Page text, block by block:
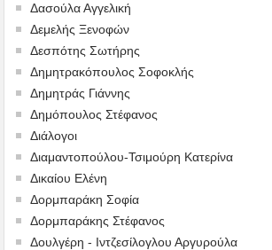
Δασούλα Αγγελική
Δεμελής Ξενοφών
Δεσπότης Σωτήρης
Δημητρακόπουλος Σοφοκλής
Δημητράς Γιάννης
Δημόπουλος Στέφανος
Διάλογοι
Διαμαντοπούλου-Τσιμούρη Κατερίνα
Δικαίου Ελένη
Δορμπαράκη Σοφία
Δορμπαράκης Στέφανος
Δουλγέρη - Ιντζεσίλογλου Αργυρούλα